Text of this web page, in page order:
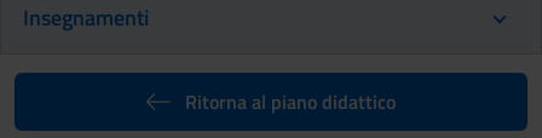
Insegnamenti
Ritorna al piano didattico